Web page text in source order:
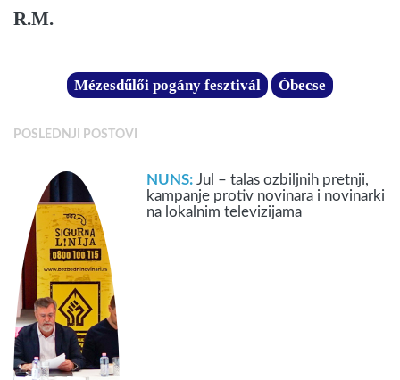
R.M.
Mézesdűlői pogány fesztivál Óbecse
POSLEDNJI POSTOVI
NUNS:Jul – talas ozbiljnih pretnji,
kampanje protiv novinara i novinarki
na lokalnim televizijama